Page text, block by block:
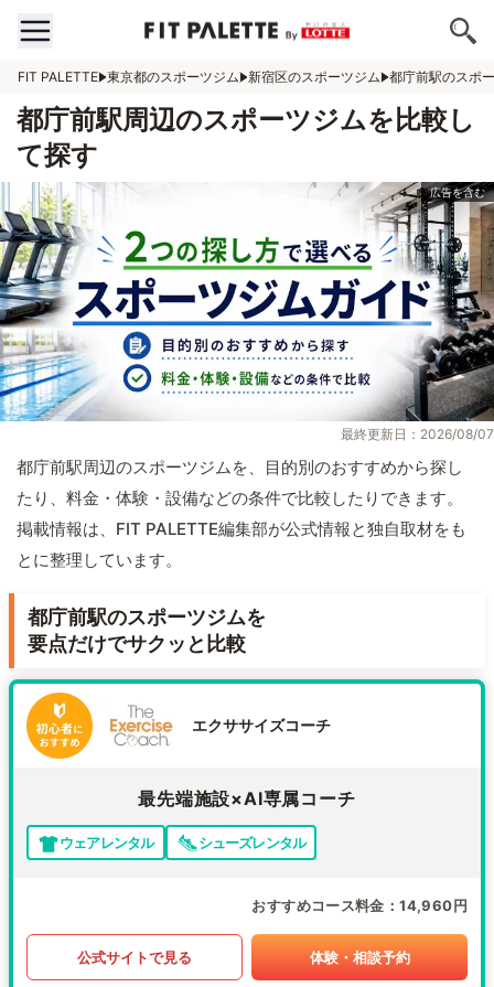
FIT PALETTE 東京都のスポーツジム 新宿区のスポーツジム 都庁前駅のスポ
都庁前駅周辺のスポーツジムを比較し
て探す
最終更新日：2026/08/07
都庁前駅周辺のスポーツジムを、目的別のおすすめから探し
たり、料金・体験・設備などの条件で比較したりできます。
掲載情報は、FIT PALETTE編集部が公式情報と独自取材をも
とに整理しています。
都庁前駅のスポーツジムを
要点だけでサクッと比較
エクササイズコーチ
最先端施設×AI専属コーチ
ウェアレンタル シューズレンタル
おすすめコース料金 14,960円
公式サイトで見る 体験・相談予約